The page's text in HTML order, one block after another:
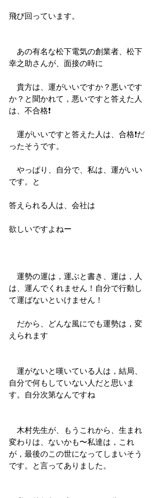
飛び回っています。
あの有名な松下電気の創業者、松下
幸之助さんが、面接の時に
貴方は、運がいいですか？悪いです
か？と聞かれて，悪いですと答えた人
は、不合格❗️
運がいいですと答えた人は、合格❗️だ
ったそうです。
やっぱり、自分で、私は、運がいい
です。と
答えられる人は、会社は
欲しいですよねー
運勢の運は，運ぶと書き、運は，人
は、運んでくれません！自分で行動し
て運ばないといけません！
だから、どんな風にでも運勢は，変
えられます
運がないと嘆いている人は，結局、
自分で何もしていない人だと思いま
す。自分次第なんですね
木村先生が、もうこれから、生まれ
変わりは、ないかも〜私達は，これ
が，最後のこの世になってしまいそう
です。と言ってありました。